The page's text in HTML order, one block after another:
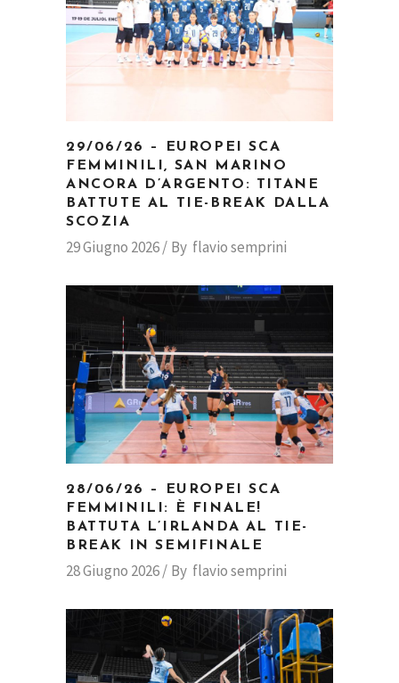
29/06/26 – EUROPEI SCA
FEMMINILI, SAN MARINO
ANCORA D’ARGENTO: TITANE
BATTUTE AL TIE-BREAK DALLA
SCOZIA
29 Giugno 2026 By flavio semprini
28/06/26 – EUROPEI SCA
FEMMINILI: È FINALE!
BATTUTA L’IRLANDA AL TIE-
BREAK IN SEMIFINALE
28 Giugno 2026 By flavio semprini